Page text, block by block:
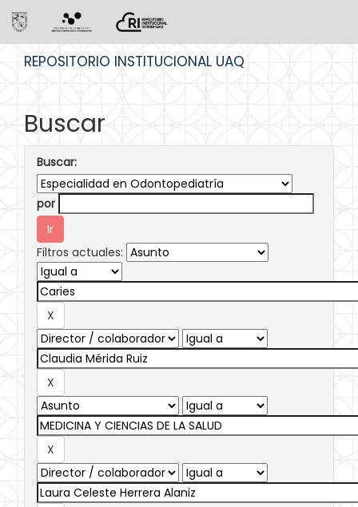
REPOSITORIO INSTITUCIONAL UAQ
Buscar
Buscar:
por
Filtros actuales: